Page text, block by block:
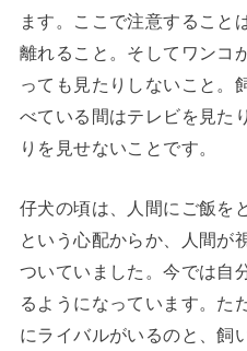
ます。ここで注意すること
離れること。そしてワンコ
っても見たりしないこと。
べている間はテレビを見た
りを見せないことです。
仔犬の頃は、人間にご飯を
という心配からか、人間が
ついていました。今では自
るようになっています。た
にライバルがいるのと、飼